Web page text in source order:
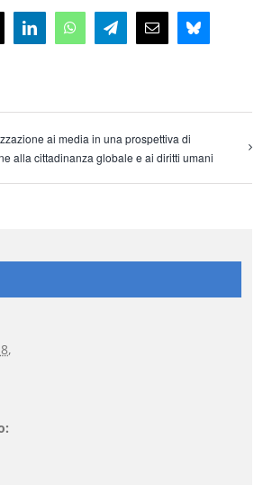
LinkedInWhatsAppTelegramEmail Bluesky
ai media in una prospettiva di
alla cittadinanza globale e ai diritti umani